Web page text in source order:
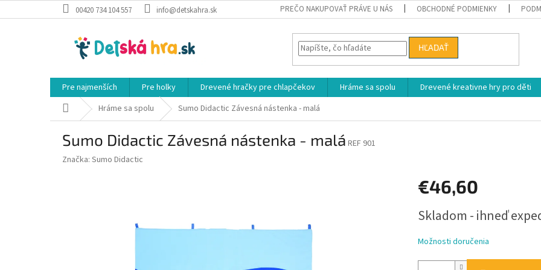
na
00420 734 104 557 info@detskahra.sk PREČO NAKUPOVAŤ PRÁVE U NÁS OBCHODNÉ PODMIENKY
HĽADAŤ
Pre najmenších Pre holky Drevené hračky pre chlapčekov Hráme sa spolu Drevené kreativne hry pro děti
DomovHráme sa spolu Sumo Didactic Závesná nástenka - malá
Sumo Didactic Závesná nástenka - malá REF 901
Značka: Sumo Didactic
€46,60
cena:
Skladom - ihneď
Možnosti doručenia